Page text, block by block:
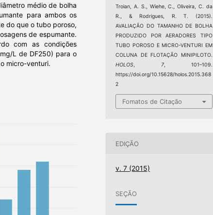
médio de bolha
para ambos os
do que o tubo poroso,
de espumante.
com as condições
L de DF250) para o
micro-venturi.
Troian, A. S., Wiehe, C., Oliveira, C. da
R., & Rodrigues, R. T. (2015).
AVALIAÇÃO DO TAMANHO DE BOLHA
PRODUZIDO POR AERADORES TIPO
TUBO POROSO E MICRO-VENTURI EM
COLUNA DE FLOTAÇÃO MINIPILOTO.
HOLOS
7, 101–109.
https://doi.org/10.15628/holos.2015.368
2
Fomatos de Citação
EDIÇÃO
v. 7 (2015)
SEÇÃO